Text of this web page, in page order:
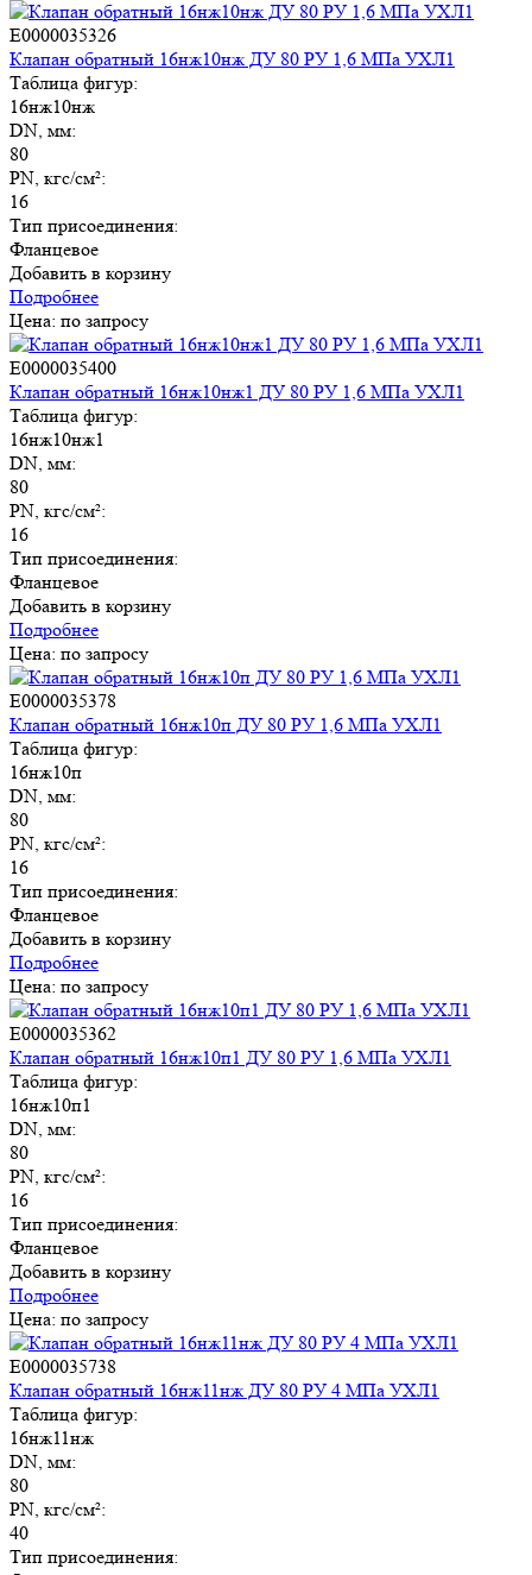
E0000035326
Клапан обратный 16нж10нж ДУ 80 РУ 1,6 МПа УХЛ1
Таблица фигур:
16нж10нж
DN, мм:
80
PN, кгс/см²:
16
Тип присоединения:
Фланцевое
Добавить в корзину
Подробнее
Цена: по запросу
E0000035400
Клапан обратный 16нж10нж1 ДУ 80 РУ 1,6 МПа УХЛ1
Таблица фигур:
16нж10нж1
DN, мм:
80
PN, кгс/см²:
16
Тип присоединения:
Фланцевое
Добавить в корзину
Подробнее
Цена: по запросу
E0000035378
Клапан обратный 16нж10п ДУ 80 РУ 1,6 МПа УХЛ1
Таблица фигур:
16нж10п
DN, мм:
80
PN, кгс/см²:
16
Тип присоединения:
Фланцевое
Добавить в корзину
Подробнее
Цена: по запросу
E0000035362
Клапан обратный 16нж10п1 ДУ 80 РУ 1,6 МПа УХЛ1
Таблица фигур:
16нж10п1
DN, мм:
80
PN, кгс/см²:
16
Тип присоединения:
Фланцевое
Добавить в корзину
Подробнее
Цена: по запросу
E0000035738
Клапан обратный 16нж11нж ДУ 80 РУ 4 МПа УХЛ1
Таблица фигур:
16нж11нж
DN, мм:
80
PN, кгс/см²:
40
Тип присоединения: